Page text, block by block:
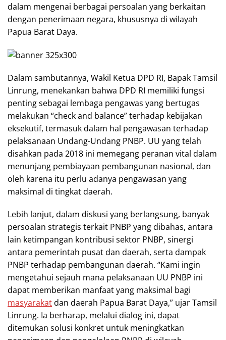
dalam mengenai berbagai persoalan yang berkaitan
dengan penerimaan negara, khususnya di wilayah
Papua Barat Daya.
Dalam sambutannya, Wakil Ketua DPD RI, Bapak Tamsil
Linrung, menekankan bahwa DPD RI memiliki fungsi
penting sebagai lembaga pengawas yang bertugas
melakukan “check and balance” terhadap kebijakan
eksekutif, termasuk dalam hal pengawasan terhadap
pelaksanaan Undang-Undang PNBP. UU yang telah
disahkan pada 2018 ini memegang peranan vital dalam
menunjang pembiayaan pembangunan nasional, dan
oleh karena itu perlu adanya pengawasan yang
maksimal di tingkat daerah.
Lebih lanjut, dalam diskusi yang berlangsung, banyak
persoalan strategis terkait PNBP yang dibahas, antara
lain ketimpangan kontribusi sektor PNBP, sinergi
antara pemerintah pusat dan daerah, serta dampak
PNBP terhadap pembangunan daerah. “Kami ingin
mengetahui sejauh mana pelaksanaan UU PNBP ini
dapat memberikan manfaat yang maksimal bagi
masyarakatdan daerah Papua Barat Daya,” ujar Tamsil
Linrung. Ia berharap, melalui dialog ini, dapat
ditemukan solusi konkret untuk meningkatkan